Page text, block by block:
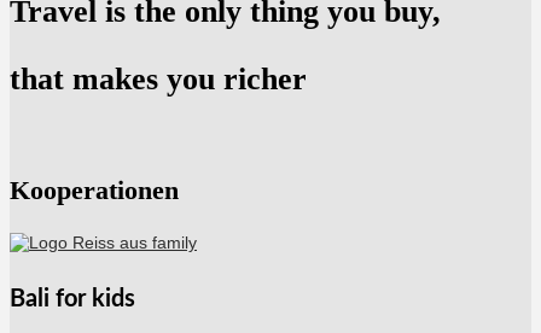
Travel is the only thing you buy,
that makes you richer
Kooperationen
Bali for kids